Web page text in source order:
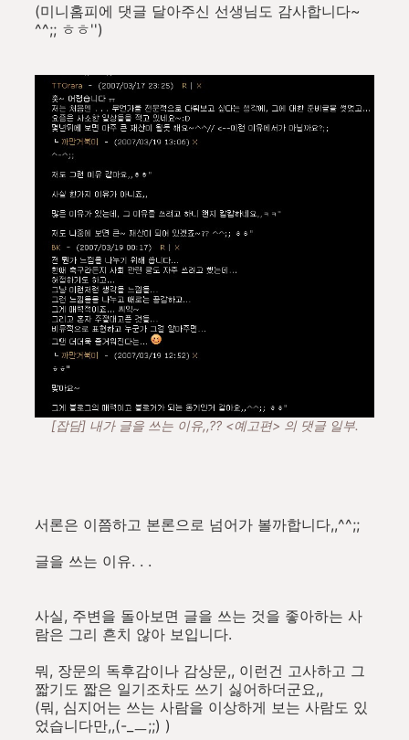
(미니홈피에 댓글 달아주신 선생님도 감사합니다~
^^;; ㅎㅎ'')
[잡담] 내가 글을 쓰는 이유,,?? <예고편> 의 댓글 일부.
서론은 이쯤하고 본론으로 넘어가 볼까합니다,,^^;;
글을 쓰는 이유. . .
사실, 주변을 돌아보면 글을 쓰는 것을 좋아하는 사
람은 그리 흔치 않아 보입니다.
뭐, 장문의 독후감이나 감상문,, 이런건 고사하고 그
짧기도 짧은 일기조차도 쓰기 싫어하더군요,,
(뭐, 심지어는 쓰는 사람을 이상하게 보는 사람도 있
었습니다만,,(-_ㅡ;;) )